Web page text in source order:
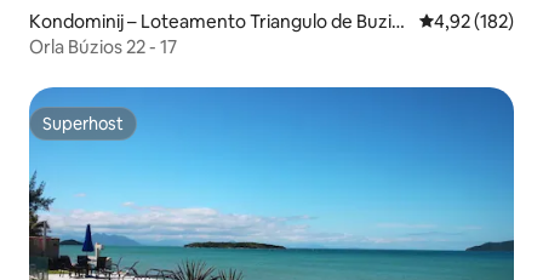
Kondominij – Loteamento Triangulo de Buzio
s
Prosječna
4,92 (182)
Orla Búzios 22 - 17
Superhost
Superhost